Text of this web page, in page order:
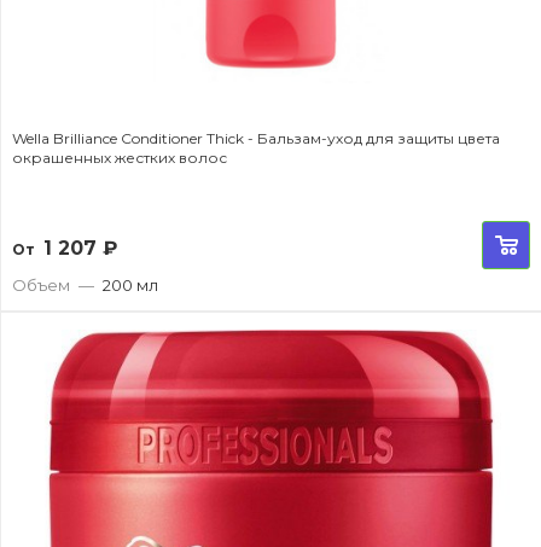
Wella Brilliance Conditioner Thick - Бальзам-уход для защиты цвета
окрашенных жестких волос
От 1 207 ₽
Объем — 200 мл